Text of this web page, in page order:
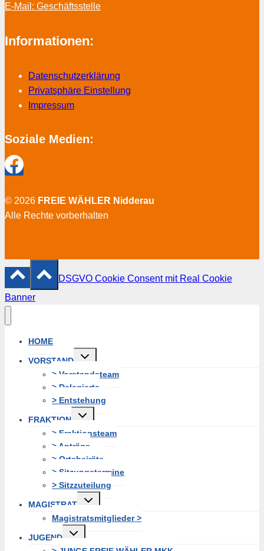
E-Mail: Geschäftsstelle
Informationen:
Datenschutzerklärung
Privatsphäre Einstellung
Impressum
Soziale Medien:
© 2026 FREIE WÄHLER Nidderau
Alle Rechte vorberhalten
DSGVO Cookie Consent mit Real Cookie
Banner
HOME
VORSTAND
Untermenü
erweitern
> Vorstandsteam
> Delegierte
> Entstehung
FRAKTION
Untermenü
erweitern
> Fraktionsteam
> Anträge
> Ortsbeiräte
> Sitzungstermine
> Sitzzuteilung
MAGISTRAT
Untermenü
erweitern
Magistratsmitglieder >
JUGEND
Untermenü
erweitern